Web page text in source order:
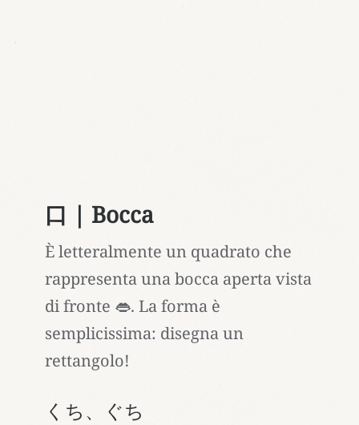
口 | Bocca
È letteralmente un quadrato che
rappresenta una bocca aperta vista
di fronte 👄. La forma è
semplicissima: disegna un
rettangolo!
くち、ぐち